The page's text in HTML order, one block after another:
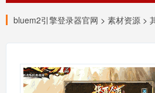
bluem2引擎登录器官网 > 素材资源 >